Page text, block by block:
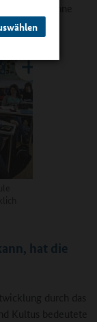
ohne
hat die
durch das
Kultus bedeutete